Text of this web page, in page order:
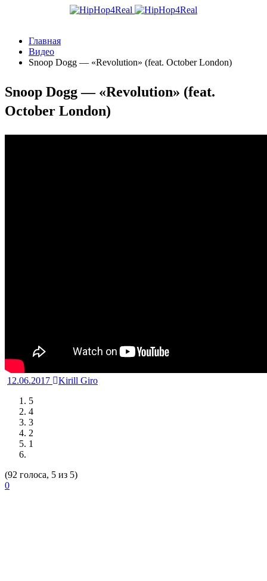
Главная
Видео
Snoop Dogg — «Revolution» (feat. October London)
Snoop Dogg — «Revolution» (feat.
October London)
12.06.2017
Kirill Giro
5
4
3
2
1
(92 голоса, 5 из 5)
0